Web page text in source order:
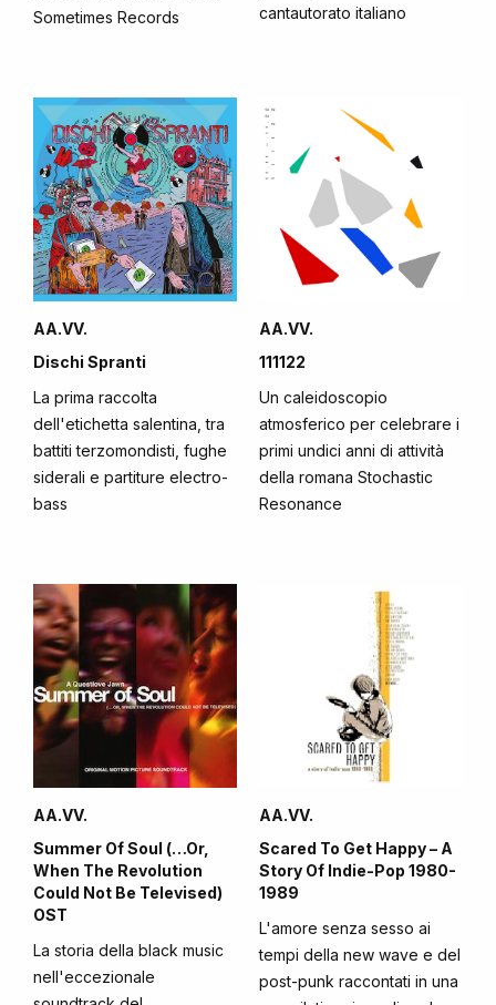
Sometimes Records
cantautorato italiano
AA.VV.
Dischi Spranti
La prima raccolta
dell'etichetta salentina, tra
battiti terzomondisti, fughe
siderali e partiture electro-
bass
AA.VV.
111122
Un caleidoscopio
atmosferico per celebrare i
primi undici anni di attività
della romana Stochastic
Resonance
AA.VV.
Summer Of Soul (…Or,
When The Revolution
Could Not Be Televised)
OST
La storia della black music
nell'eccezionale
AA.VV.
Scared To Get Happy – A
Story Of Indie-Pop 1980-
1989
L'amore senza sesso ai
tempi della new wave e del
post-punk raccontati in una